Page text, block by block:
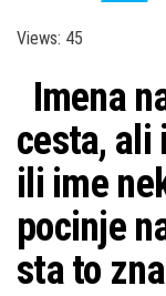
Views: 45
Imena
cesta, ali
ili ime
pocinje
sta to